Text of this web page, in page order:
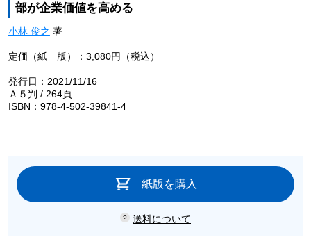
部が企業価値を高める
小林 俊之 著
定価（紙 版）：3,080円（税込）
発行日：2021/11/16
Ａ５判 / 264頁
ISBN：978-4-502-39841-4
紙版を購入
送料について